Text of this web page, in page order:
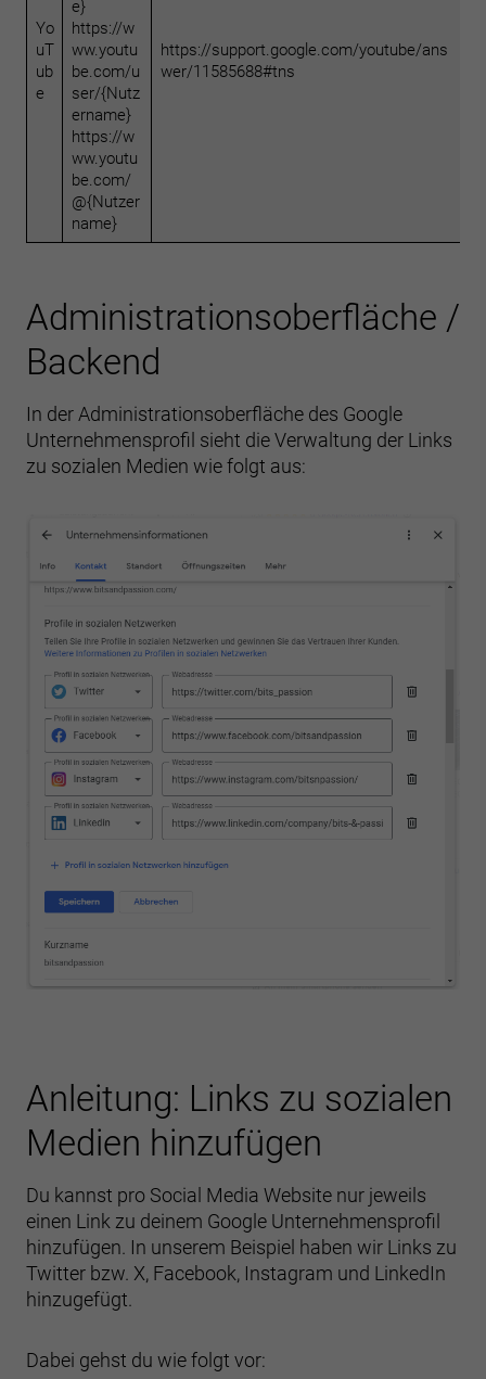
Yo
uT
ub
e
e}
https://w
ww.youtu
be.com/u
ser/{Nutz
ername}
https://w
ww.youtu
be.com/
@{Nutzer
name}
https://support.google.com/youtube/ans
wer/11585688#tns
Administrationsoberfläche /
Backend
In der Administrationsoberfläche des Google
Unternehmensprofil sieht die Verwaltung der Links
zu sozialen Medien wie folgt aus:
Anleitung: Links zu sozialen
Medien hinzufügen
Du kannst pro Social Media Website nur jeweils
einen Link zu deinem Google Unternehmensprofil
hinzufügen. In unserem Beispiel haben wir Links zu
Twitter bzw. X, Facebook, Instagram und LinkedIn
hinzugefügt.
Dabei gehst du wie folgt vor: